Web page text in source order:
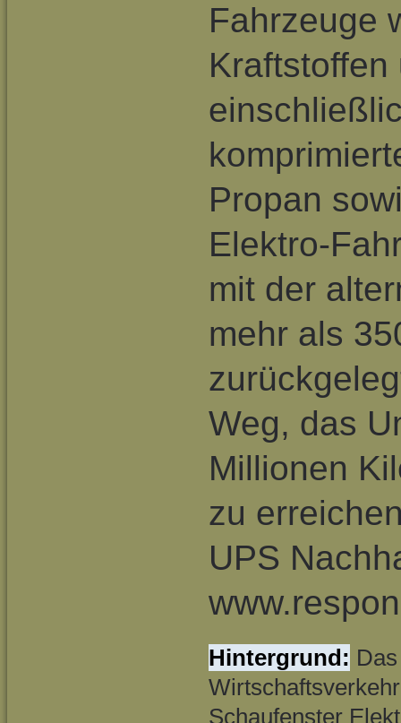
Fahrzeuge
Kraftstoffen
Propan
Elektro-
mit der
mehr als
Weg, das
Millionen
zu
UPS
Hintergrund:
Schaufenster